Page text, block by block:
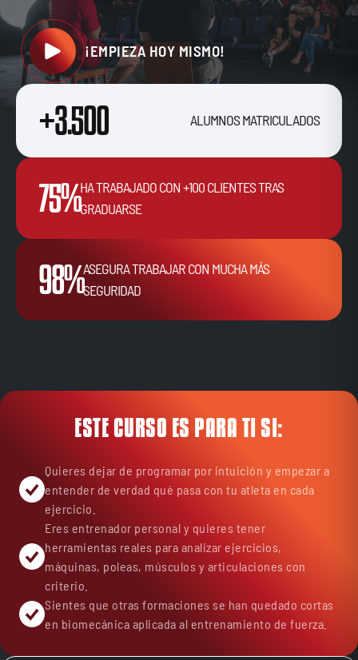
¡EMPIEZA HOY MISMO!
+3.500 ALUMNOS MATRICULADOS
75%HA TRABAJADO CON +100 CLIENTES TRAS
GRADUARSE
98%ASEGURA TRABAJAR CON MUCHA MÁS
SEGURIDAD
ESTE CURSO ES PARA TI SI:
Quieres dejar de programar por intuición y empezar a
entender de verdad qué pasa con tu atleta en cada
ejercicio.
Eres entrenador personal y quieres tener
herramientas reales para analizar ejercicios,
máquinas, poleas, músculos y articulaciones con
criterio.
Sientes que otras formaciones se han quedado cortas
en biomecánica aplicada al entrenamiento de fuerza.